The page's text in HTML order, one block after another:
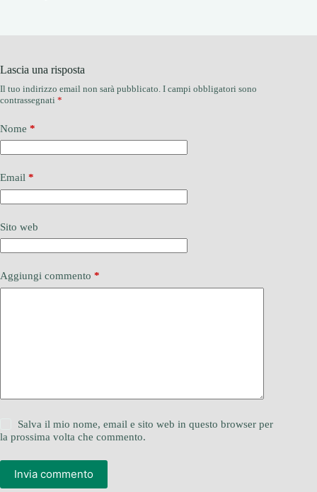
Lascia una risposta
Il tuo indirizzo email non sarà pubblicato. I campi obbligatori sono
contrassegnati *
Nome *
Email *
Sito web
Aggiungi commento *
Salva il mio nome, email e sito web in questo browser per
la prossima volta che commento.
Invia commento